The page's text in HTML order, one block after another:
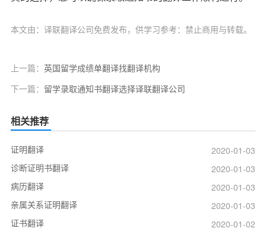
本文由：译联翻译公司免费发布，供学习参考：禁止商用与转载。
上一篇： 英国留学成绩单翻译找翻译机构
下一篇： 留学录取通知书翻译选择译联翻译公司
相关推荐
证明翻译
2020-01-03
诊断证明书翻译
2020-01-03
病历翻译
2020-01-03
亲属关系证明翻译
2020-01-03
证书翻译
2020-01-02